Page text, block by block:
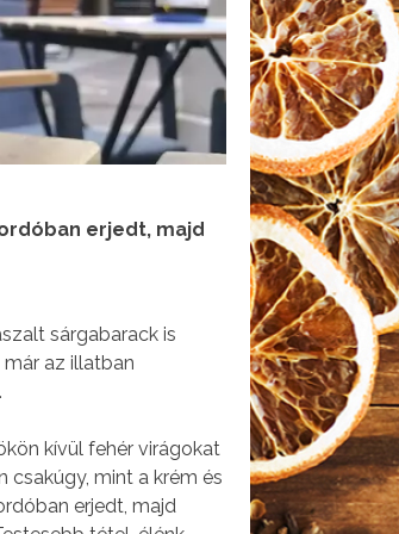
erjedt, majd
sárgabarack is
az illatban
kívül fehér virágokat
csakúgy, mint a krém és
erjedt, majd